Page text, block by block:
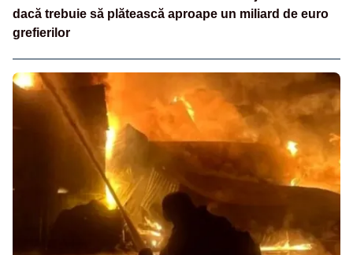
dacă trebuie să plătească aproape un miliard de euro
grefierilor